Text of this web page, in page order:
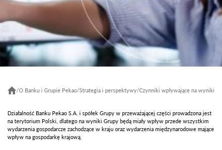
/O Banku i Grupie Pekao/Strategia i perspektywy/Czynniki wpływające na wyniki
Działalność Banku Pekao S.A. i spółek Grupy w przeważającej części prowadzona jest
na terytorium Polski, dlatego na wyniki Grupy będą miały wpływ przede wszystkim
wydarzenia gospodarcze zachodzące w kraju oraz wydarzenia międzynarodowe mające
wpływ na gospodarkę krajową.